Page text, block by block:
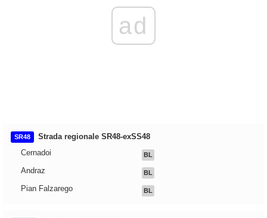
ad
SR48
Strada regionale SR48-exSS48
Cernadoi
BL
Andraz BL
Pian Falzarego BL